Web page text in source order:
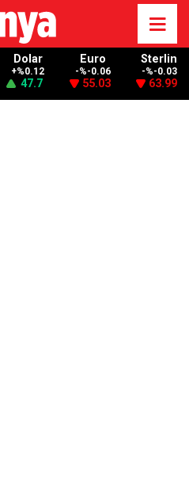
Dolar
+%0.12
47.7
Euro
-%-0.06
55.03
Sterlin
-%-0.03
63.99